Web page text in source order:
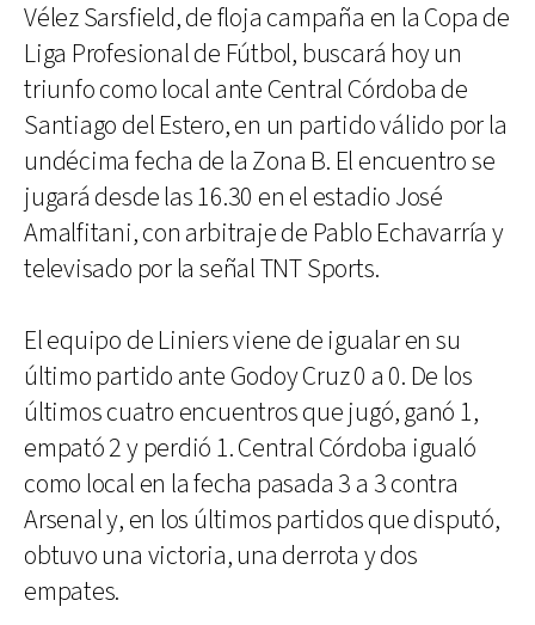
Vélez Sarsfield, de floja campaña en la Copa de
Liga Profesional de Fútbol, buscará hoy un
triunfo como local ante Central Córdoba de
Santiago del Estero, en un partido válido por la
undécima fecha de la Zona B. El encuentro se
jugará desde las 16.30 en el estadio José
Amalfitani, con arbitraje de Pablo Echavarría y
televisado por la señal TNT Sports.
El equipo de Liniers viene de igualar en su
último partido ante Godoy Cruz 0 a 0. De los
últimos cuatro encuentros que jugó, ganó 1,
empató 2 y perdió 1. Central Córdoba igualó
como local en la fecha pasada 3 a 3 contra
Arsenal y, en los últimos partidos que disputó,
obtuvo una victoria, una derrota y dos
empates.